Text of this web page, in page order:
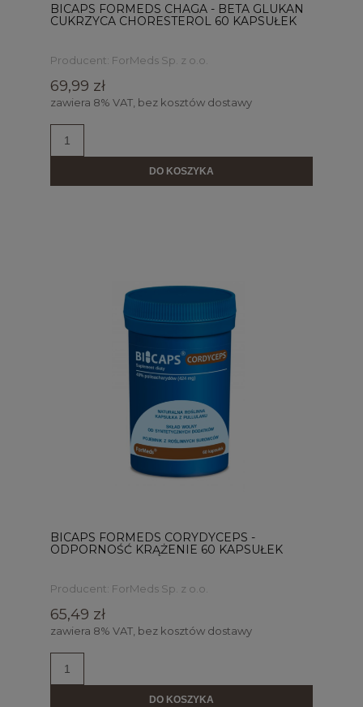
BICAPS FORMEDS CHAGA - BETA GLUKAN
CUKRZYCA CHORESTEROL 60 KAPSUŁEK
Producent: ForMeds Sp. z o.o.
69,99 zł
zawiera 8% VAT, bez kosztów dostawy
DO KOSZYKA
BICAPS FORMEDS CORYDYCEPS -
ODPORNOŚĆ KRĄŻENIE 60 KAPSUŁEK
Producent: ForMeds Sp. z o.o.
65,49 zł
zawiera 8% VAT, bez kosztów dostawy
DO KOSZYKA